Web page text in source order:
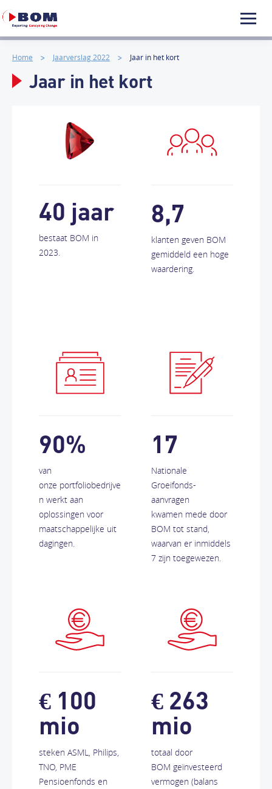
Home Jaarverslag 2022 Jaar in het kort
Jaar in het kort
40 jaar
bestaat BOM in
2023.
8,7
klanten geven BOM
gemiddeld een hoge
waardering.
90%
van
onze portfoliobedrijve
n werkt aan
oplossingen voor
maatschappelijke uit
dagingen.
17
Nationale
Groeifonds-
aanvragen
kwamen mede door
BOM tot stand,
waarvan er inmiddels
7 zijn toegewezen.
€ 100
mio
steken ASML, Philips,
TNO, PME
Pensioenfonds en
€ 263
mio
totaal door
BOM geïnvesteerd
vermogen (balans